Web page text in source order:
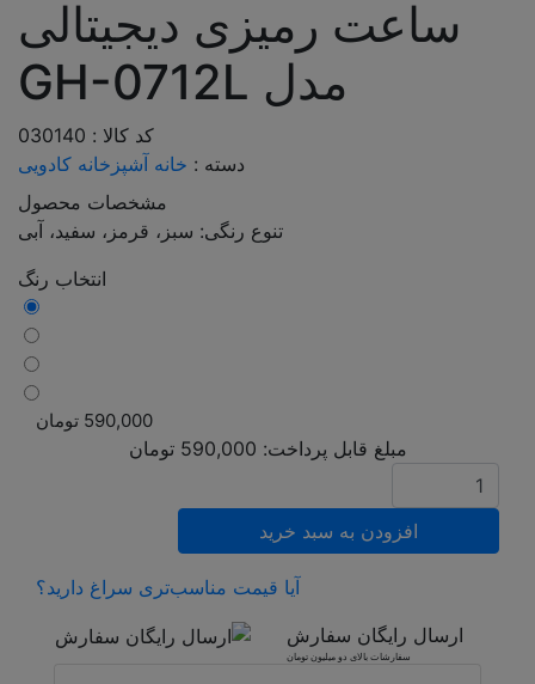
ساعت رمیزی دیجیتالی
مدل GH-0712L
کد کالا : 030140
دسته : خانه آشپزخانه کادویی
مشخصات محصول
تنوع رنگی: سبز، قرمز، سفید، آبی
انتخاب رنگ
590,000 تومان
مبلغ قابل پرداخت: 590,000 تومان
افزودن به سبد خرید
آیا قیمت مناسب‌تری سراغ دارید؟
ارسال رایگان سفارش
سفارشات بالای دو میلیون تومان